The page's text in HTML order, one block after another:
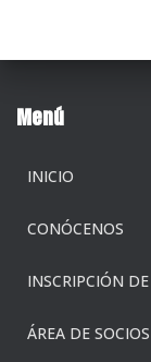
Menú
INICIO
CONÓCENOS
INSCRIPCIÓN
ÁREA DE SOCIOS